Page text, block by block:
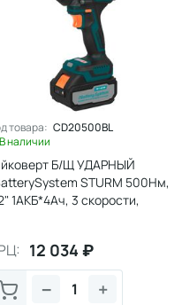
товара: CD20500BL
В наличии
Б/Щ УДАРНЫЙ
STURM 500Нм,
1АКБ*4Ач, 3 скорости,
12 034 ₽
+
−